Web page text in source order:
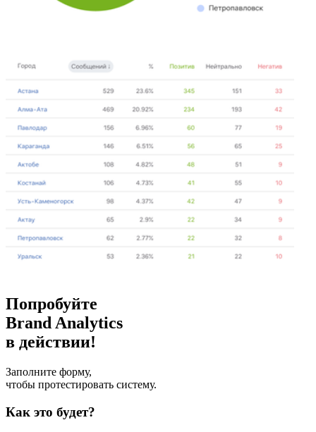
Попробуйте
Brand Analytics
в действии!
Заполните форму,
чтобы протестировать систему.
Как это будет?